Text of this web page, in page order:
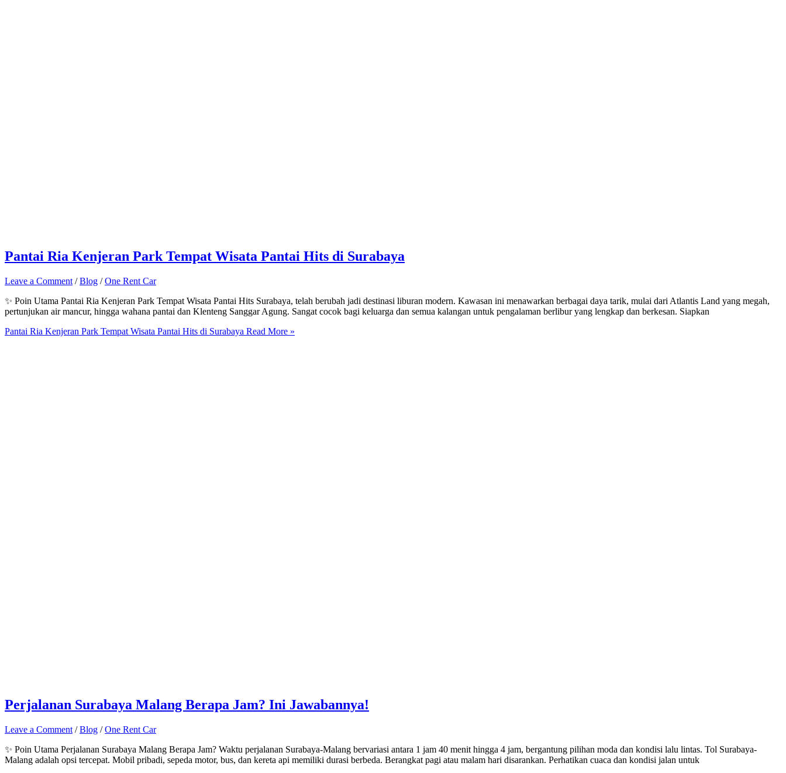
Pantai Ria Kenjeran Park Tempat Wisata Pantai Hits di Surabaya
Leave a Comment /Blog /One Rent Car
✨ Poin Utama Pantai Ria Kenjeran Park Tempat Wisata Pantai Hits Surabaya, telah berubah jadi destinasi liburan modern. Kawasan ini menawarkan berbagai daya tarik, mulai dari Atlantis Land yang megah,
pertunjukan air mancur, hingga wahana pantai dan Klenteng Sanggar Agung. Sangat cocok bagi keluarga dan semua kalangan untuk pengalaman berlibur yang lengkap dan berkesan. Siapkan
Pantai Ria Kenjeran Park Tempat Wisata Pantai Hits di Surabaya Read More »
Perjalanan Surabaya Malang Berapa Jam? Ini Jawabannya!
Leave a Comment /Blog /One Rent Car
✨ Poin Utama Perjalanan Surabaya Malang Berapa Jam? Waktu perjalanan Surabaya-Malang bervariasi antara 1 jam 40 menit hingga 4 jam, bergantung pilihan moda dan kondisi lalu lintas. Tol Surabaya-
Malang adalah opsi tercepat. Mobil pribadi, sepeda motor, bus, dan kereta api memiliki durasi berbeda. Berangkat pagi atau malam hari disarankan. Perhatikan cuaca dan kondisi jalan untuk